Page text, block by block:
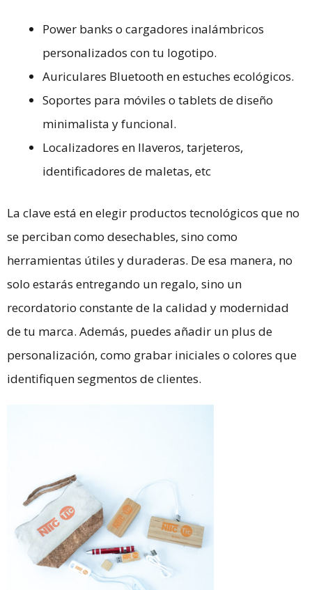
Power banks o cargadores inalámbricos
personalizados con tu logotipo.
Auriculares Bluetooth en estuches ecológicos.
Soportes para móviles o tablets de diseño
minimalista y funcional.
Localizadores en llaveros, tarjeteros,
identificadores de maletas, etc
La clave está en elegir productos tecnológicos que no
se perciban como desechables, sino como
herramientas útiles y duraderas. De esa manera, no
solo estarás entregando un regalo, sino un
recordatorio constante de la calidad y modernidad
de tu marca. Además, puedes añadir un plus de
personalización, como grabar iniciales o colores que
identifiquen segmentos de clientes.